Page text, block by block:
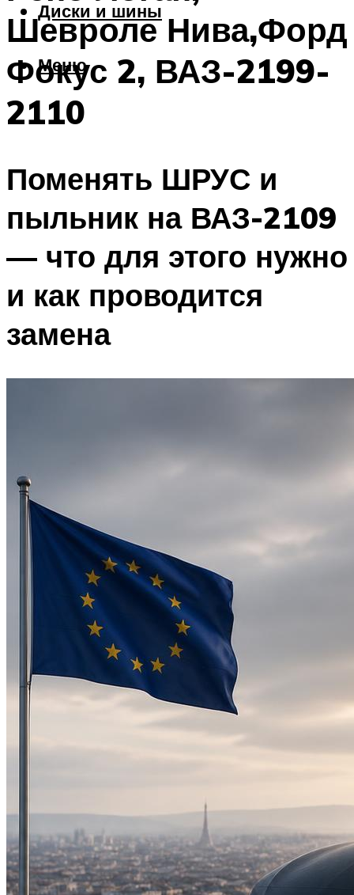
Диски и шины
Меню
Шевроле Нива,Форд
Фокус 2, ВАЗ-2199-
2110
Поменять ШРУС и
пыльник на ВАЗ-2109
— что для этого нужно
и как проводится
замена